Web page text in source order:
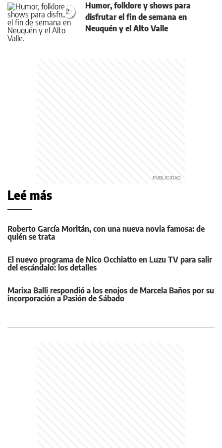
Humor, folklore y shows para
disfrutar el fin de semana en
Neuquén y el Alto Valle
Leé más
Roberto García Moritán, con una nueva novia famosa: de
quién se trata
El nuevo programa de Nico Occhiatto en Luzu TV para salir
del escándalo: los detalles
Marixa Balli respondió a los enojos de Marcela Baños por su
incorporación a Pasión de Sábado